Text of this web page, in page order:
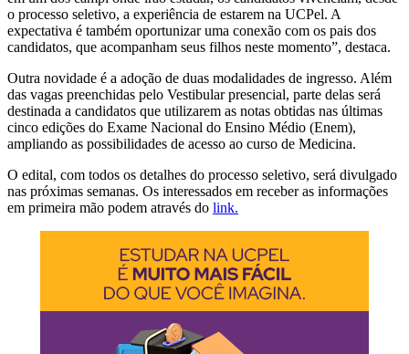
o processo seletivo, a experiência de estarem na UCPel. A
expectativa é também oportunizar uma conexão com os pais dos
candidatos, que acompanham seus filhos neste momento”, destaca.
Outra novidade é a adoção de duas modalidades de ingresso. Além
das vagas preenchidas pelo Vestibular presencial, parte delas será
destinada a candidatos que utilizarem as notas obtidas nas últimas
cinco edições do Exame Nacional do Ensino Médio (Enem),
ampliando as possibilidades de acesso ao curso de Medicina.
O edital, com todos os detalhes do processo seletivo, será divulgado
nas próximas semanas. Os interessados em receber as informações
em primeira mão podem através do link.